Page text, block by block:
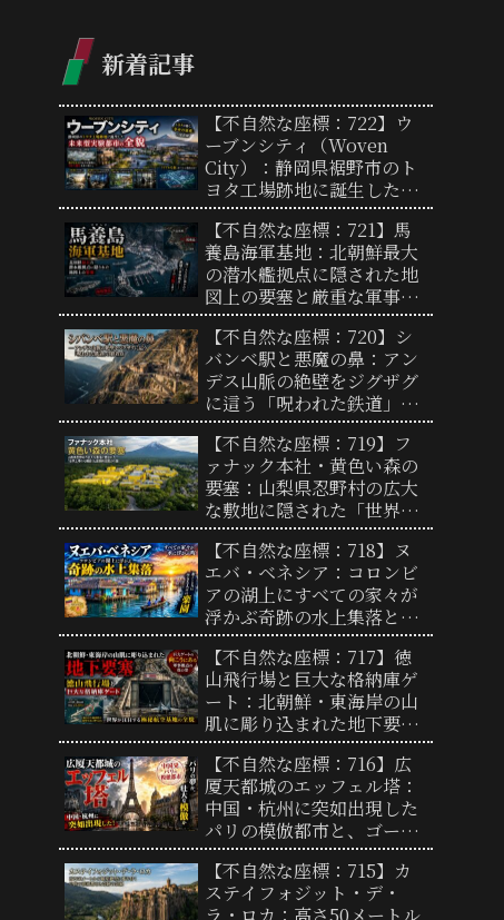
新着記事
【不自然な座標：722】ウ
ーブンシティ（Woven
City）：静岡県裾野市のト
ヨタ工場跡地に誕生した未
来型実験都市の全貌と「リ
アルな街」の謎
【不自然な座標：721】馬
養島海軍基地：北朝鮮最大
の潜水艦拠点に隠された地
図上の要塞と厳重な軍事境
界線の実態
【不自然な座標：720】シ
バンベ駅と悪魔の鼻：アン
デス山脈の絶壁をジグザグ
に這う「呪われた鉄道」の
終着点と驚異の地形
【不自然な座標：719】フ
ァナック本社・黄色い森の
要塞：山梨県忍野村の広大
な敷地に隠された「世界工
場の心臓部」と圧倒的支配
力の謎
【不自然な座標：718】ヌ
エバ・ベネシア：コロンビ
アの湖上にすべての家々が
浮かぶ奇跡の水上集落と、
過酷な自然を生き抜く人々
の歴史
【不自然な座標：717】徳
山飛行場と巨大な格納庫ゲ
ート：北朝鮮・東海岸の山
肌に彫り込まれた地下要塞
と奇妙なループ状誘導路の
謎
【不自然な座標：716】広
厦天都城のエッフェル塔：
中国・杭州に突如出現した
パリの模倣都市と、ゴース
トタウンから変貌を遂げた
現在地
【不自然な座標：715】カ
ステイフォジット・デ・
ラ・ロカ：高さ50メートル